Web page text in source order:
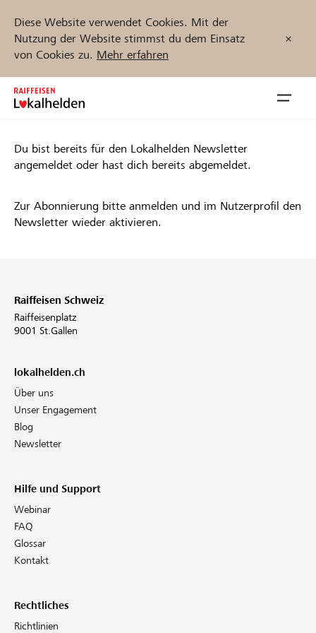
Diese Website verwendet Cookies. Mit der
Nutzung der Website stimmst du dem Einsatz
von Cookies zu. Mehr erfahren
Zum
Inhalt
Hilfe & Support
Anmelden
Projekte und Organisationen finden
Jetzt starten
Du bist bereits für den Lokalhelden Newsletter
angemeldet oder hast dich bereits abgemeldet.
Zur Abonnierung bitte anmelden und im Nutzerprofil den
Newsletter wieder aktivieren.
Raiffeisen Schweiz
Raiffeisenplatz
9001 St.Gallen
lokalhelden.ch
Über uns
Unser Engagement
Blog
Newsletter
Hilfe und Support
Webinar
FAQ
Glossar
Kontakt
Rechtliches
Richtlinien